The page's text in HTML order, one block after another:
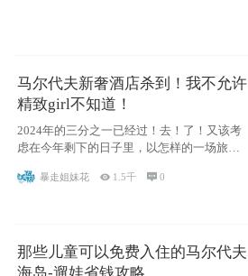
马尔代夫新奢酒店杀到！我不允许
精致girl不知道！
2024年的三分之一已经过！去！了！又该考
虑在今年剩下的日子里，以怎样的一场旅行
暴走姐妹花  1.5千 0
那些儿童可以免费入住的马尔代夫